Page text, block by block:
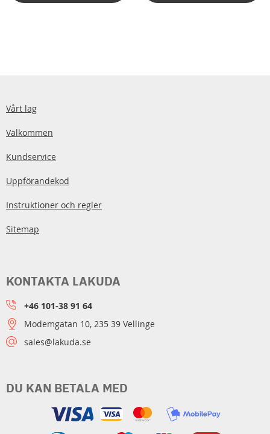
Vårt lag
Välkommen
Kundservice
Uppförandekod
Instruktioner och regler
Sitemap
DU KAN BETALA MED
KONTAKTA LAKUDA
+46 101-38 91 64
Modemgatan 10, 235 39 Vellinge
sales@lakuda.se